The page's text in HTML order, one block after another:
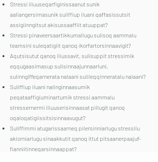
Stressi iliuuseqarfiginissaanut sunik
aaliangersimasunik suliffiup iluani qaffasissutsit
assigiinngitsut akisussaaffiit atuuppat?
Stressi pinaveersaartikkumallugu sulisoq aammalu
teamsini suleqatigiit qanoq ikorfartorsinnaavigit?
Aqutsisutut qanoq iliussavit, sulisuppit stressimik
eqqugaasimasup sulisinnaajunnaarluni,
sulinngiffeqarnerata nalaani sulileqqinneratalu nalaani?
Suliffiup iluani nalinginnaasumik
peqataaffigiuminartumik stressi aammalu
stressernermi iliuuserisinnaasat pillugit qanoq
oqaloqatigiissitsisinnaavugut?
Suliffimmi atugarissaarneq pilersinniarlugu stressilu
akiorniarlugu sinaakkutit qanoq ittut pitsaanerpaajuf-
fianniitinneqarsinnaappat?